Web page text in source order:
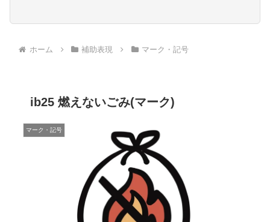
ホーム 補助表現 マーク・記号
ib25 燃えないごみ(マーク)
マーク・記号